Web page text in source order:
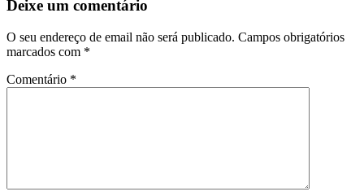
Deixe um comentário
O seu endereço de email não será publicado. Campos obrigatórios
marcados com *
Comentário *